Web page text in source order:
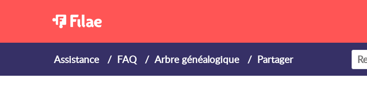
Assistance FAQ Arbre généalogique Partager